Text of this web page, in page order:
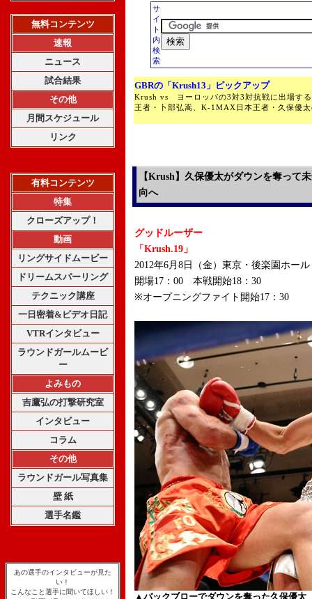
無料コンテンツ
速報
ニュース
試合結果
その他
月間スケジュール
リンク
有料コンテンツ
特集
クローズアップ！
動画
リングサイドムービー
ドリームスパーリング
テクニック講座
一日密着&ビデオ日記
VTRインタビュー
ラウンドガールムービ
ー
よみもの
吉鷹弘の打撃研究室
インタビュー
コラム
その他
ラウンドガール写真集
壁 紙
選手名鑑
あの選手のインタビューが見た
い！
こんなこと選手に聞いてほしい！
サ
イ
ト
内
検
索
GBRの「Krush13」ピックアップ
Krush vs ヨーロッパの3対3対抗戦に出場す
王者・卜部弘嵩、K-1MAX日本王者・久保優
【Krush】久保優太がダウンを奪って
向へ
グッドルーザー
「Krush.19」
2012年6月8日（金）東京・後楽園ホール
開場17：00 本戦開始18：30
※オープニングファイト開始17：30
▲バックブローでダウンを奪った久保優太